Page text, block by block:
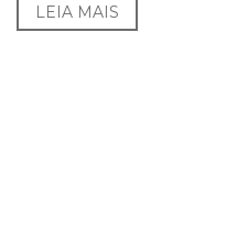
LEIA MAIS